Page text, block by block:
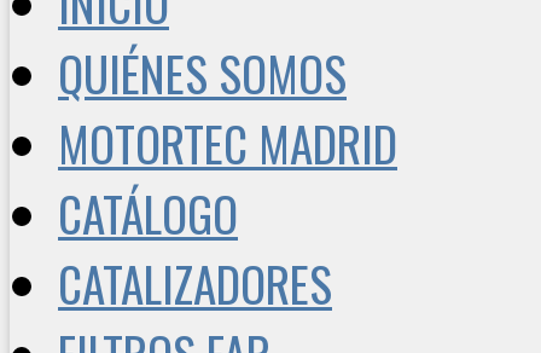
QUIÉNES SOMOS
MOTORTEC MADRID
CATÁLOGO
CATALIZADORES